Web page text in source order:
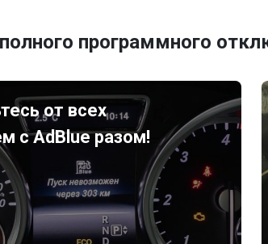
программного
от всех
с AdBlue разом!